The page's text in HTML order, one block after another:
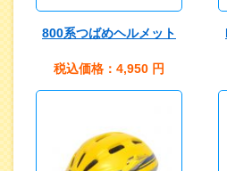
800系つばめヘルメット
税込価格：4,950 円